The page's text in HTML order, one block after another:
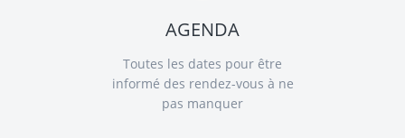
AGENDA
Toutes les dates pour être
informé des rendez-vous à ne
pas manquer